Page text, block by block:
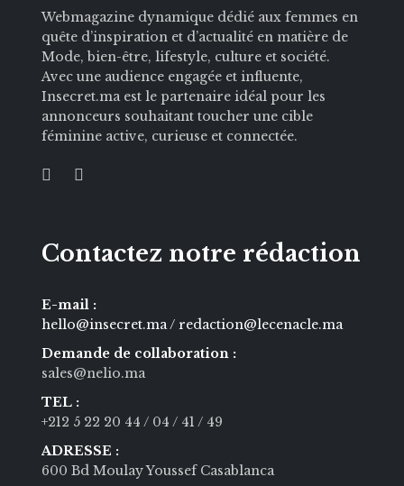
Webmagazine dynamique dédié aux femmes en
quête d’inspiration et d’actualité en matière de
Mode, bien-être, lifestyle, culture et société.
Avec une audience engagée et influente,
Insecret.ma est le partenaire idéal pour les
annonceurs souhaitant toucher une cible
féminine active, curieuse et connectée.
Contactez notre rédaction
E-mail :
hello@insecret.ma / redaction@lecenacle.ma
Demande de collaboration :
sales@nelio.ma
TEL :
+212 5 22 20 44 / 04 / 41 / 49
ADRESSE :
600 Bd Moulay Youssef Casablanca